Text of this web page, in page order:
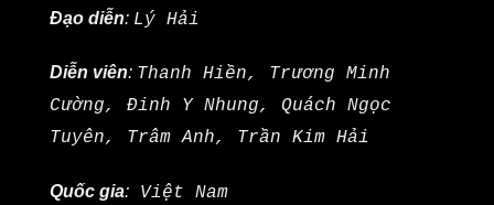
Đạo diễn: Lý Hải
Diễn viên: Thanh Hiền, Trương Minh
Cường, Đinh Y Nhung, Quách Ngọc
Tuyên, Trâm Anh, Trần Kim Hải
Quốc gia: Việt Nam